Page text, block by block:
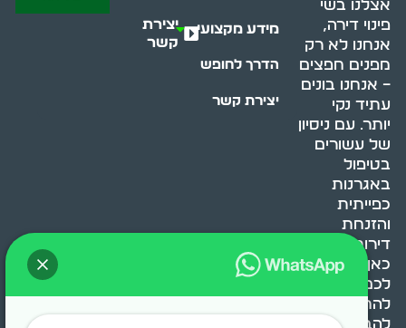
אצלנו בשי
פינוי דירה,
אנחנו לא רק
מפנים חפצים
– אנחנו בונים
עתיד נקי
יותר. עם ניסיון
של עשורים
בטיפול
באגרנות
כפייתית
והזנחת
דירות, אנחנו
כאן כדי לעזור
לכם
להתמודד,
להבין ולשנות.
מידע מקצועי
הדרך לחופש
יצירת קשר
יצירת
קשר